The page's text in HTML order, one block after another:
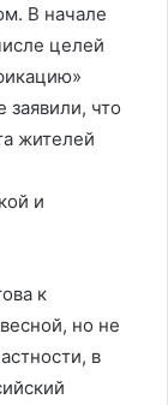
В начале
целей
что
жителей
и
к
но не
в